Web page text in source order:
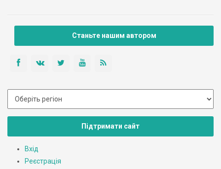
Станьте нашим автором
Підтримати сайт
Вхід
Реєстрація